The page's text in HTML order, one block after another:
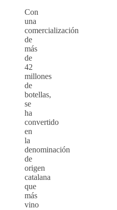
Con
una
comercialización
de
más
de
42
millones
de
botellas,
se
ha
convertido
en
la
denominación
de
origen
catalana
que
más
vino